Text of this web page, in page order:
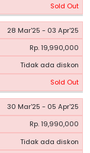
Sold Out
28 Mar'25 - 03 Apr'25
Rp. 19,990,000
Tidak ada diskon
Sold Out
30 Mar'25 - 05 Apr'25
Rp. 19,990,000
Tidak ada diskon